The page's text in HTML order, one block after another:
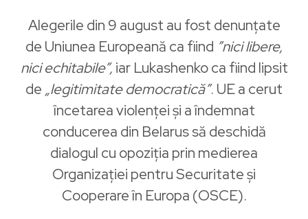
Alegerile din 9 august au fost denunțate
de Uniunea Europeană ca fiind ”nici libere,
nici echitabile”, iar Lukashenko ca fiind lipsit
de „legitimitate democratică”. UE a cerut
încetarea violenței și a îndemnat
conducerea din Belarus să deschidă
dialogul cu opoziția prin medierea
Organizației pentru Securitate și
Cooperare în Europa (OSCE).